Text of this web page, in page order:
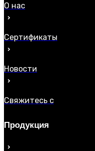
О нас
Сертификаты
Новости
Свяжитесь с
Продукция